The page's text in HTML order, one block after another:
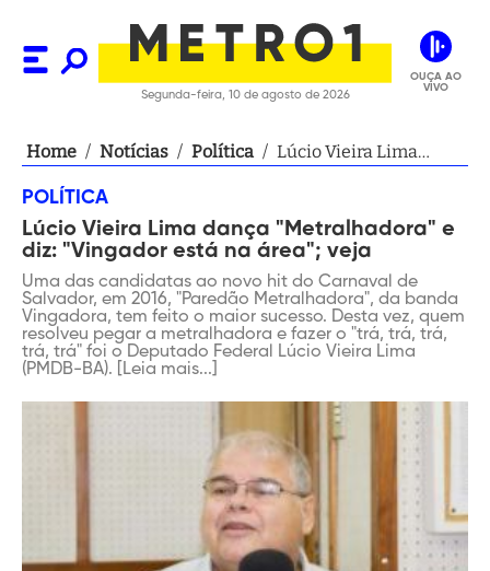
Segunda-feira, 10 de agosto de 2026
OUÇA AO
VIVO
Home / Notícias / Política / Lúcio Vieira Lima
área"; veja
POLÍTICA
Lúcio Vieira Lima dança "Metralhadora" e
diz: "Vingador está na área"; veja
Uma das candidatas ao novo hit do Carnaval de
Salvador, em 2016, "Paredão Metralhadora", da banda
Vingadora, tem feito o maior sucesso. Desta vez, quem
resolveu pegar a metralhadora e fazer o "trá, trá, trá,
trá, trá" foi o Deputado Federal Lúcio Vieira Lima
(PMDB-BA). [Leia mais...]